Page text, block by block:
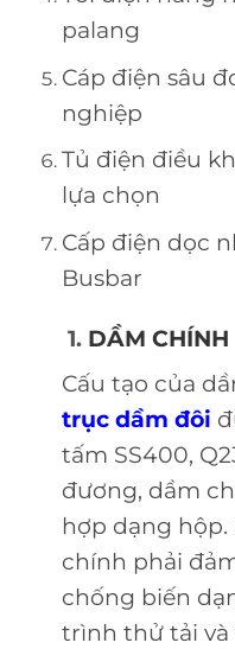
palang
Cáp điện sâu
nghiệp
Tủ điện điều
lựa chọn
Cấp điện dọc
Busbar
1. DẦM CHÍNH
Cấu tạo của
trục dầm đôi
tấm SS400,
đương, dầm
hợp dạng
chính phải
chống biến
trình thử tải và